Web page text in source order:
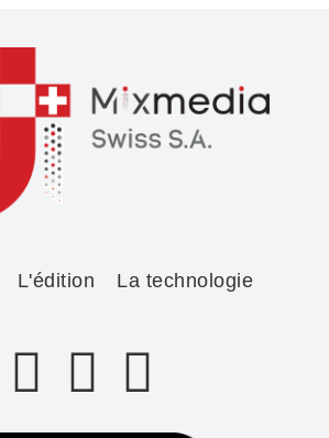
L'édition La technologie